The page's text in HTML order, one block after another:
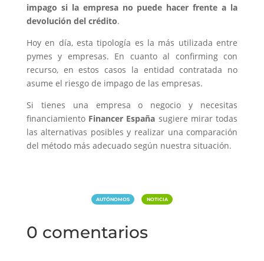
impago si la empresa no puede hacer frente a la
devolución del crédito.
Hoy en día, esta tipología es la más utilizada entre
pymes y empresas. En cuanto al confirming con
recurso, en estos casos la entidad contratada no
asume el riesgo de impago de las empresas.
Si tienes una empresa o negocio y necesitas
financiamiento Financer España sugiere mirar todas
las alternativas posibles y realizar una comparación
del método más adecuado según nuestra situación.
AUTÓNOMOS | NOTICIA
0 comentarios